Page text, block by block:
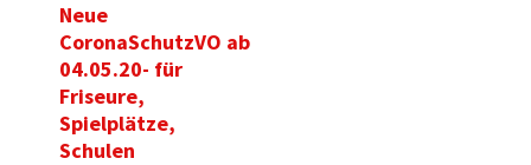
Neue
CoronaSchutzVO ab
04.05.20- für
Friseure,
Spielplätze,
Schulen